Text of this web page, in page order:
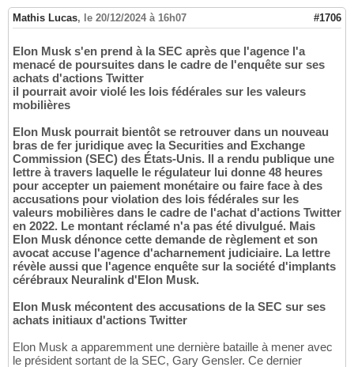
Mathis Lucas, le 20/12/2024 à 16h07 #1706
Elon Musk s'en prend à la SEC après que l'agence l'a
menacé de poursuites dans le cadre de l'enquête sur ses
achats d'actions Twitter
il pourrait avoir violé les lois fédérales sur les valeurs
mobilières
Elon Musk pourrait bientôt se retrouver dans un nouveau
bras de fer juridique avec la Securities and Exchange
Commission (SEC) des États-Unis. Il a rendu publique une
lettre à travers laquelle le régulateur lui donne 48 heures
pour accepter un paiement monétaire ou faire face à des
accusations pour violation des lois fédérales sur les
valeurs mobilières dans le cadre de l'achat d'actions Twitter
en 2022. Le montant réclamé n'a pas été divulgué. Mais
Elon Musk dénonce cette demande de règlement et son
avocat accuse l'agence d'acharnement judiciaire. La lettre
révèle aussi que l'agence enquête sur la société d'implants
cérébraux Neuralink d'Elon Musk.
Elon Musk mécontent des accusations de la SEC sur ses
achats initiaux d'actions Twitter
Elon Musk a apparemment une dernière bataille à mener avec
le président sortant de la SEC, Gary Gensler. Ce dernier